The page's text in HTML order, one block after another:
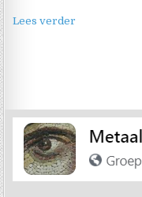
Lees verder